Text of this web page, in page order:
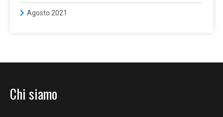
Agosto 2021
Chi siamo